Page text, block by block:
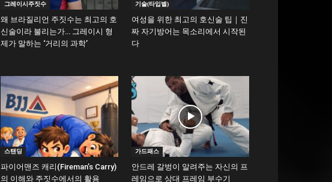
그레이시주짓수
왜 브라질리언 주짓수는 최고의 호
신술이라 불리는가… 그레이시 형
제가 말하는 ‘거리의 과학’
기술(타입별)
여성을 위한 최고의 호신술 팁｜진
짜 자기방어는 목소리에서 시작된
다
스탠딩
파이어맨즈 캐리(Fireman’s Carry)
의 이해와 주짓수에서의 활용
가드패스
안드레 갈벙이 알려주는 자신의 프
레임으로 상대 프레임 부수기